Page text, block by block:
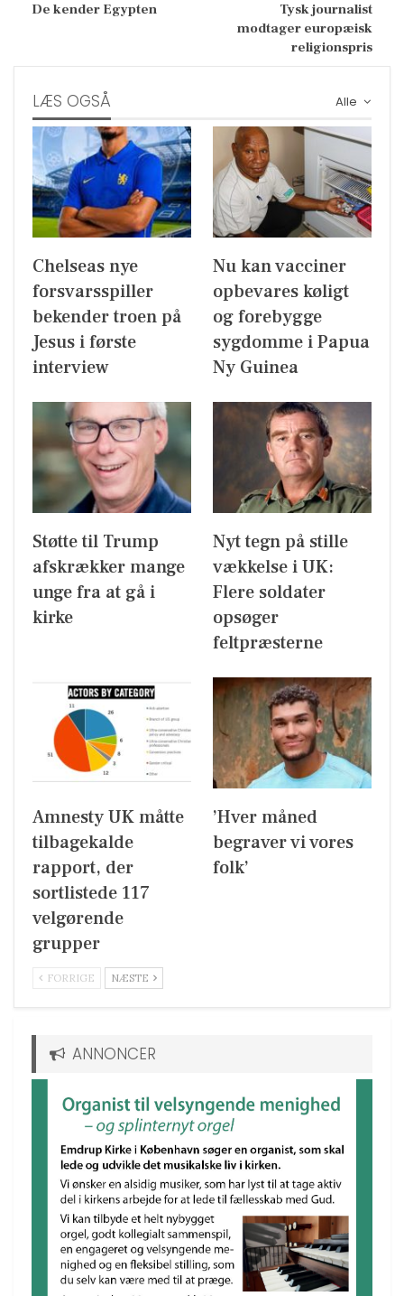
De kender Egypten
Tysk journalist
modtager europæisk
religionspris
Alle
LÆS OGSÅ
Chelseas nye
forsvarsspiller
bekender troen på
Jesus i første
interview
Nu kan vacciner
opbevares køligt
og forebygge
sygdomme i Papua
Ny Guinea
Støtte til Trump
afskrækker mange
unge fra at gå i
kirke
Nyt tegn på stille
vækkelse i UK:
Flere soldater
opsøger
feltpræsterne
Amnesty UK måtte
tilbagekalde
rapport, der
sortlistede 117
velgørende
grupper
’Hver måned
begraver vi vores
folk’
FORRIGE NÆSTE
ANNONCER